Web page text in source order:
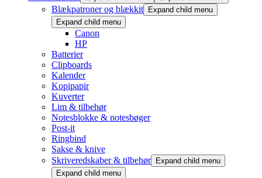
Blækpatroner og blækkit Expand child menu
Expand child menu
Canon
HP
Batterier
Clipboards
Kalender
Kopipapir
Kuverter
Lim & tilbehør
Notesblokke & notesbøger
Post-it
Ringbind
Sakse & knive
Skriveredskaber & tilbehør Expand child menu
Expand child menu